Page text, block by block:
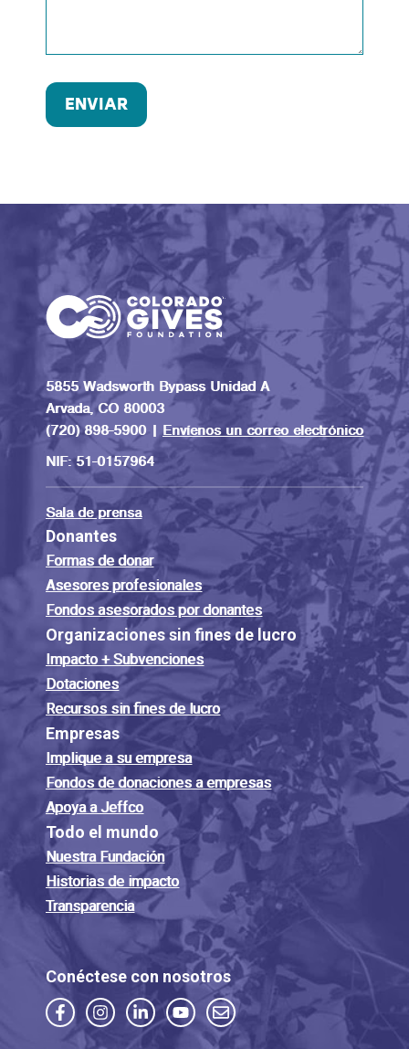
ENVIAR
5855 Wadsworth Bypass Unidad A
Arvada, CO 80003
(720) 898-5900 |Envíenos un correo electrónico
NIF: 51-0157964
Sala de prensa
Donantes
Formas de donar
Asesores profesionales
Fondos asesorados por donantes
Organizaciones sin fines de lucro
Impacto + Subvenciones
Dotaciones
Recursos sin fines de lucro
Empresas
Implique a su empresa
Fondos de donaciones a empresas
Apoya a Jeffco
Todo el mundo
Nuestra Fundación
Historias de impacto
Transparencia
Conéctese con nosotros